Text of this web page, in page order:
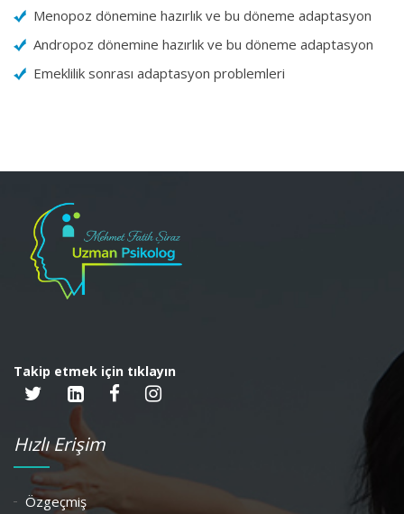
Menopoz dönemine hazırlık ve bu döneme adaptasyon
Andropoz dönemine hazırlık ve bu döneme adaptasyon
Emeklilik sonrası adaptasyon problemleri
Takip etmek için tıklayın
Hızlı Erişim
Özgeçmiş